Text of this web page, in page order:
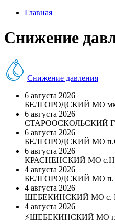
Главная
Снижение
Снижение давления
6 августа 2026
БЕЛГОРОДСКИЙ МО
6 августа 2026
СТАРООСКОЛЬСКИЙ ГО
6 августа 2026
БЕЛГОРОДСКИЙ МО
6 августа 2026
КРАСНЕНСКИЙ МО
4 августа 2026
БЕЛГОРОДСКИЙ МО п.
4 августа 2026
ШЕБЕКИНСКИЙ МО с.
4 августа 2026
⚡️ШЕБЕКИНСКИЙ МО г.